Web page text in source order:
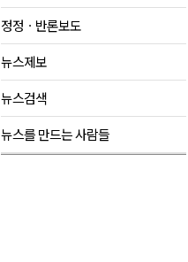
정정ㆍ반론보도
뉴스제보
뉴스검색
뉴스를 만드는 사람들